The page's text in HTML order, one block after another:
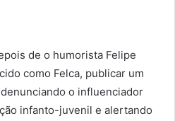
de o humorista Felipe
como Felca, publicar um
o influenciador
infanto-juvenil e alertando